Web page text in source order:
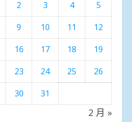
2 3 4
5
9 10 11
12
16 17 18
19
23 24 25
26
30 31
2 月 »